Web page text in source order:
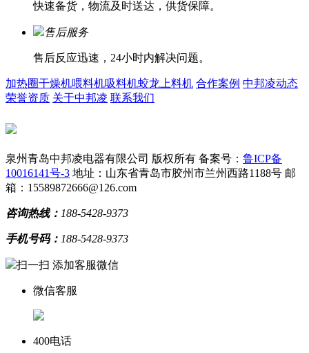
快速备货，物流及时送达，供货保障。
售后服务
售后反应迅速，24小时内解决问题。
加热圈干燥机喂料机吸料机蛟龙上料机 合作案例 中邦凌动态
荣誉资质 关于中邦凌 联系我们
泉州青岛中邦凌电器有限公司 版权所有 备案号： 鲁ICP备
10016141号-3 地址：山东省青岛市胶州市兰州西路1188号 邮
箱：15589872666@126.com
咨询热线： 188-5428-9373
手机号码： 188-5428-9373
扫一扫 添加客服微信
微信客服
400电话